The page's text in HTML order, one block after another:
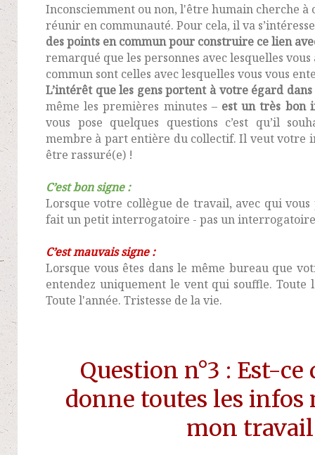
Inconsciemment ou non, l'être humain cherche
réunir en communauté. Pour cela, il va
des points en commun pour construire ce lien
remarqué que les personnes avec lesquelles
commun sont celles avec lesquelles vous vous
L’intérêt que les gens portent à votre égard
même les premières minutes –est un très bon
vous pose quelques questions c’est qu’il
membre à part entière du collectif. Il veut votre
être rassuré(e) !
C’est bon signe :
Lorsque votre collègue de travail, avec qui
fait un petit interrogatoire - pas un
C’est mauvais signe :
Lorsque vous êtes dans le même bureau que
entendez uniquement le vent qui souffle. Toute
Toute l'année. Tristesse de la vie.
Question n°3 : Est-ce
donne toutes les infos
mon travail